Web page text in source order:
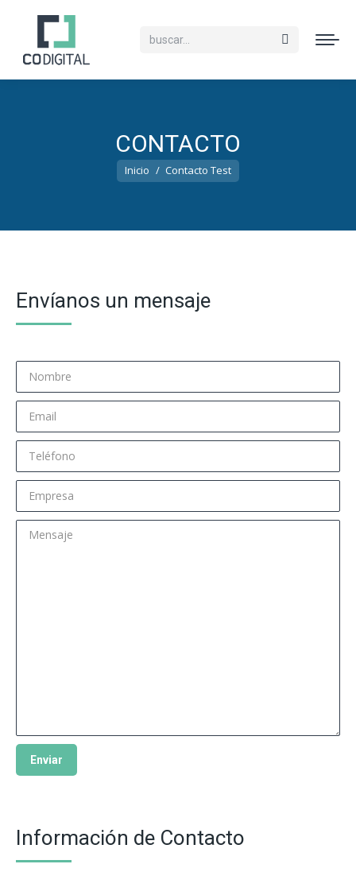
Buscar:
CONTACTO
Estás aquí:
Inicio Contacto Test
Envíanos un mensaje
Información de Contacto